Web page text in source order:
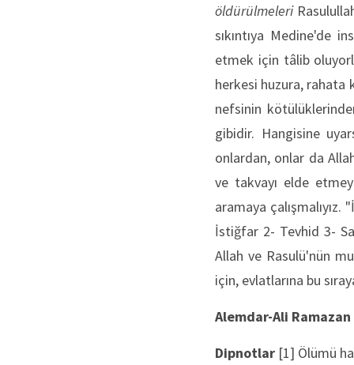
öldürülmeleri
sıkıntıya Medine'de
etmek için tâlib
herkesi huzura, rahata
nefsinin
gibidir. Hangisine
onlardan, onlar da
ve takvayı elde
aramaya çalışmalıyız.
İstiğfar 2- Tevhid 3-
Allah ve Rasulü'nün
için, evlatlarına bu
Alemdar-Ali
Dipnotlar [1] Ölümü